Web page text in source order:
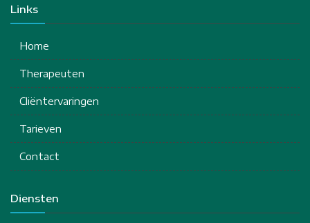
Links
Home
Therapeuten
Cliëntervaringen
Tarieven
Contact
Diensten